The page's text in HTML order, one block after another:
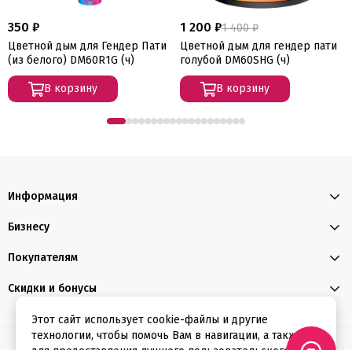
350 ₽
Цветной дым для Гендер Пати
(из белого) DM60R1G (ч)
В корзину
1 200 ₽1 400 ₽
Цветной дым для гендер пати
голубой DM60SHG (ч)
В корзину
Информация
Бизнесу
Покупателям
Скидки и бонусы
Этот сайт использует cookie-файлы и другие
технологии, чтобы помочь Вам в навигации, а также